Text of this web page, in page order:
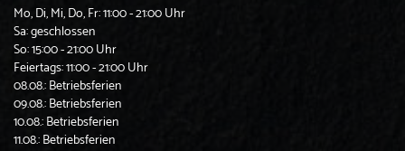
Mo, Di, Mi, Do, Fr: 11:00 - 21:00 Uhr
Sa: geschlossen
So: 15:00 - 21:00 Uhr
Feiertags: 11:00 - 21:00 Uhr
08.08.: Betriebsferien
09.08.: Betriebsferien
10.08.: Betriebsferien
11.08.: Betriebsferien